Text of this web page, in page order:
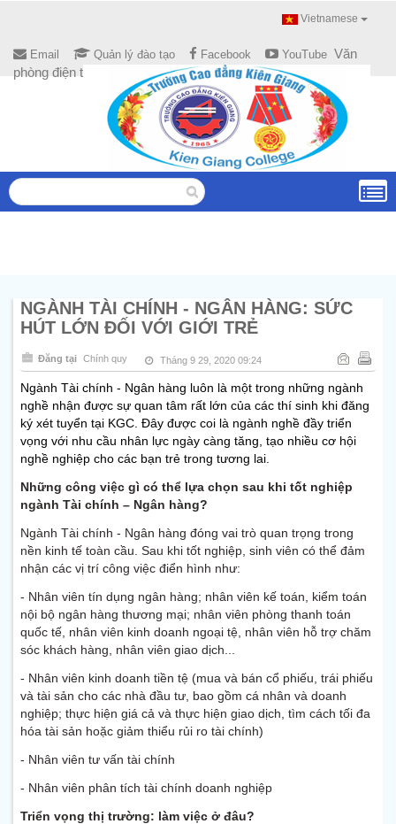
Vietnamese
Email Quản lý đào tạo Facebook YouTube Văn
phòng điện tử
NGÀNH TÀI CHÍNH - NGÂN HÀNG: SỨC
HÚT LỚN ĐỐI VỚI GIỚI TRẺ
Đăng tại Chính quy Tháng 9 29, 2020 09:24
Ngành Tài chính - Ngân hàng luôn là một trong những ngành
nghề nhận được sự quan tâm rất lớn của các thí sinh khi đăng
ký xét tuyển tại KGC. Đây được coi là ngành nghề đầy triển
vọng với nhu cầu nhân lực ngày càng tăng, tạo nhiều cơ hội
nghề nghiệp cho các bạn trẻ trong tương lai.
Những công việc gì có thể lựa chọn sau khi tốt nghiệp
ngành Tài chính – Ngân hàng?
Ngành Tài chính - Ngân hàng đóng vai trò quan trọng trong
nền kinh tế toàn cầu. Sau khi tốt nghiệp, sinh viên có thể đảm
nhận các vị trí công việc điển hình như:
- Nhân viên tín dụng ngân hàng; nhân viên kế toán, kiểm toán
nội bộ ngân hàng thương mại; nhân viên phòng thanh toán
quốc tế, nhân viên kinh doanh ngoại tệ, nhân viên hỗ trợ chăm
sóc khách hàng, nhân viên giao dịch...
- Nhân viên kinh doanh tiền tệ (mua và bán cổ phiếu, trái phiếu
và tài sản cho các nhà đầu tư, bao gồm cá nhân và doanh
nghiệp; thực hiện giá cả và thực hiện giao dịch, tìm cách tối đa
hóa tài sản hoặc giảm thiểu rủi ro tài chính)
- Nhân viên tư vấn tài chính
- Nhân viên phân tích tài chính doanh nghiệp
Triển vọng thị trường: làm việc ở đâu?